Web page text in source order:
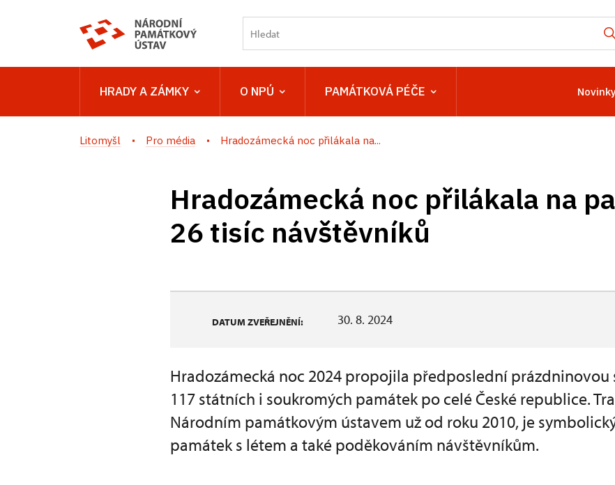
HRADY A ZÁMKY O NPÚ PAMÁTKOVÁ PÉČE
Litomyšl Pro média Hradozámecká noc přilákala na...
Hradozámecká noc přilákala na
26 tisíc návštěvníků
DATUM ZVEŘEJNĚNÍ: 30. 8. 2024
Hradozámecká noc 2024 propojila předposlední prázdninovou
117 státních i soukromých památek po celé České republice.
Národním památkovým ústavem už od roku 2010, je
památek s létem a také poděkováním návštěvníkům.